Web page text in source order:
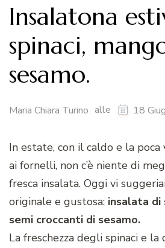
Insalatona
spinaci,
sesamo.
Maria Chiara Turino alle 18
In estate, con il caldo e la
ai fornelli, non c’è niente di
fresca insalata. Oggi vi
originale e gustosa: insalata di
semi croccanti di sesamo.
La freschezza degli spinaci e la